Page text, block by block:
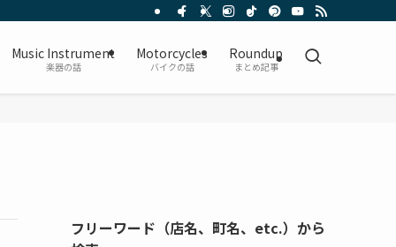
Music Instrument
楽器の話
Motorcycles
バイクの話
Roundup
まとめ記事
フリーワード（店名、町名、etc.）から